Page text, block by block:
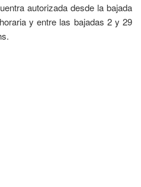
autorizada desde la bajada
y entre las bajadas 2 y 29